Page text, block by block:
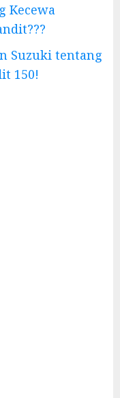
Kecewa
Suzuki tentang
150!